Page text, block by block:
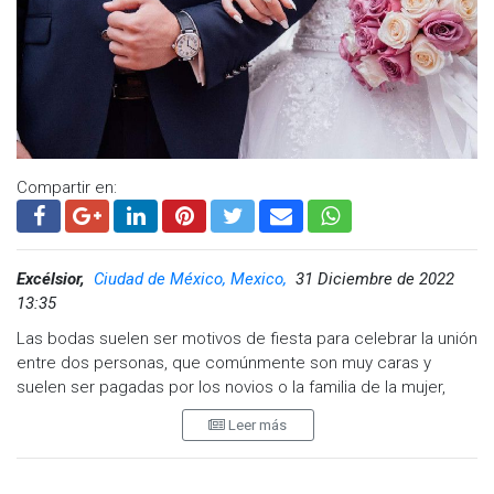
Compartir en:
Excélsior, Ciudad de México, Mexico, 31 Diciembre de 2022
13:35
Las bodas suelen ser motivos de fiesta para celebrar la unión
entre dos personas, que comúnmente son muy caras y
suelen ser pagadas por los novios o la familia de la mujer,
aunque hay personas que eligen otra forma de costearla.
Leer más